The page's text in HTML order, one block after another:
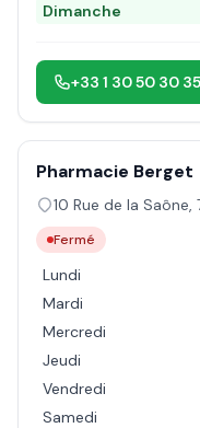
Dimanche
+33 1 30 50 30 35
Pharmacie Berget
10 Rue de la Saône,
Fermé
Lundi
Mardi
Mercredi
Jeudi
Vendredi
Samedi